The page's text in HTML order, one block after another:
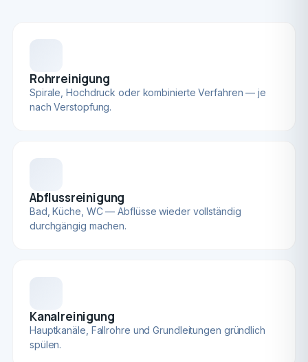
Rohrreinigung
Spirale, Hochdruck oder kombinierte Verfahren — je
nach Verstopfung.
Abflussreinigung
Bad, Küche, WC — Abflüsse wieder vollständig
durchgängig machen.
Kanalreinigung
Hauptkanäle, Fallrohre und Grundleitungen gründlich
spülen.